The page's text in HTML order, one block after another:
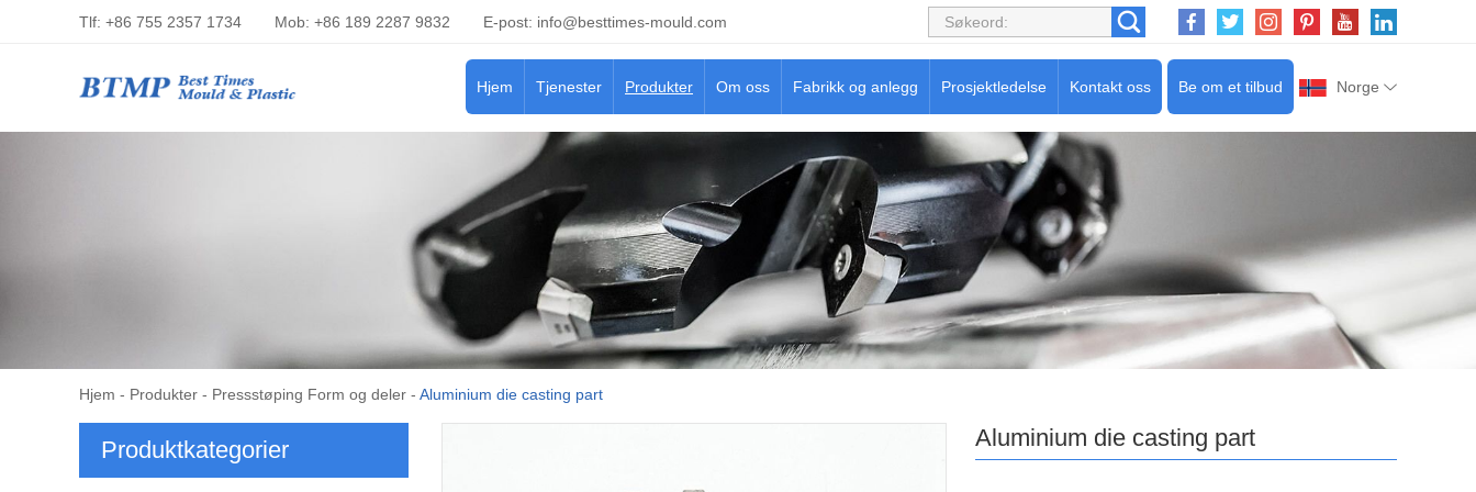
Tlf: +86 755 2357 1734 Mob: +86 189 2287 9832 E-post: info@besttimes-mould.com
Norge
Be om et tilbud
Hjem Tjenester Produkter Om oss Fabrikk og anlegg Prosjektledelse Kontakt oss
Hjem - Produkter - Pressstøping Form og deler - Aluminium die casting part
Aluminium die casting part
Produktkategorier